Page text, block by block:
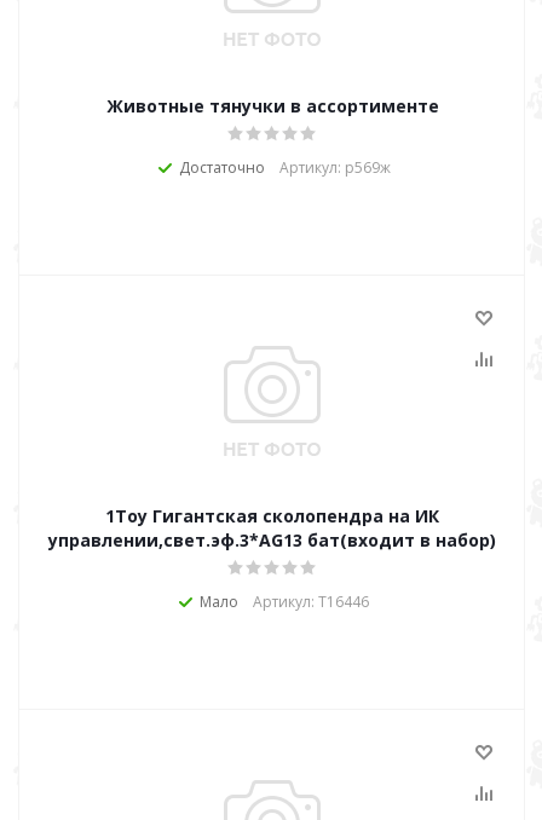
Животные тянучки в ассортименте
Достаточно Артикул: р569ж
1Toy Гигантская сколопендра на ИК
управлении,свет.эф.3*AG13 бат(входит в набор)
Мало Артикул: Т16446